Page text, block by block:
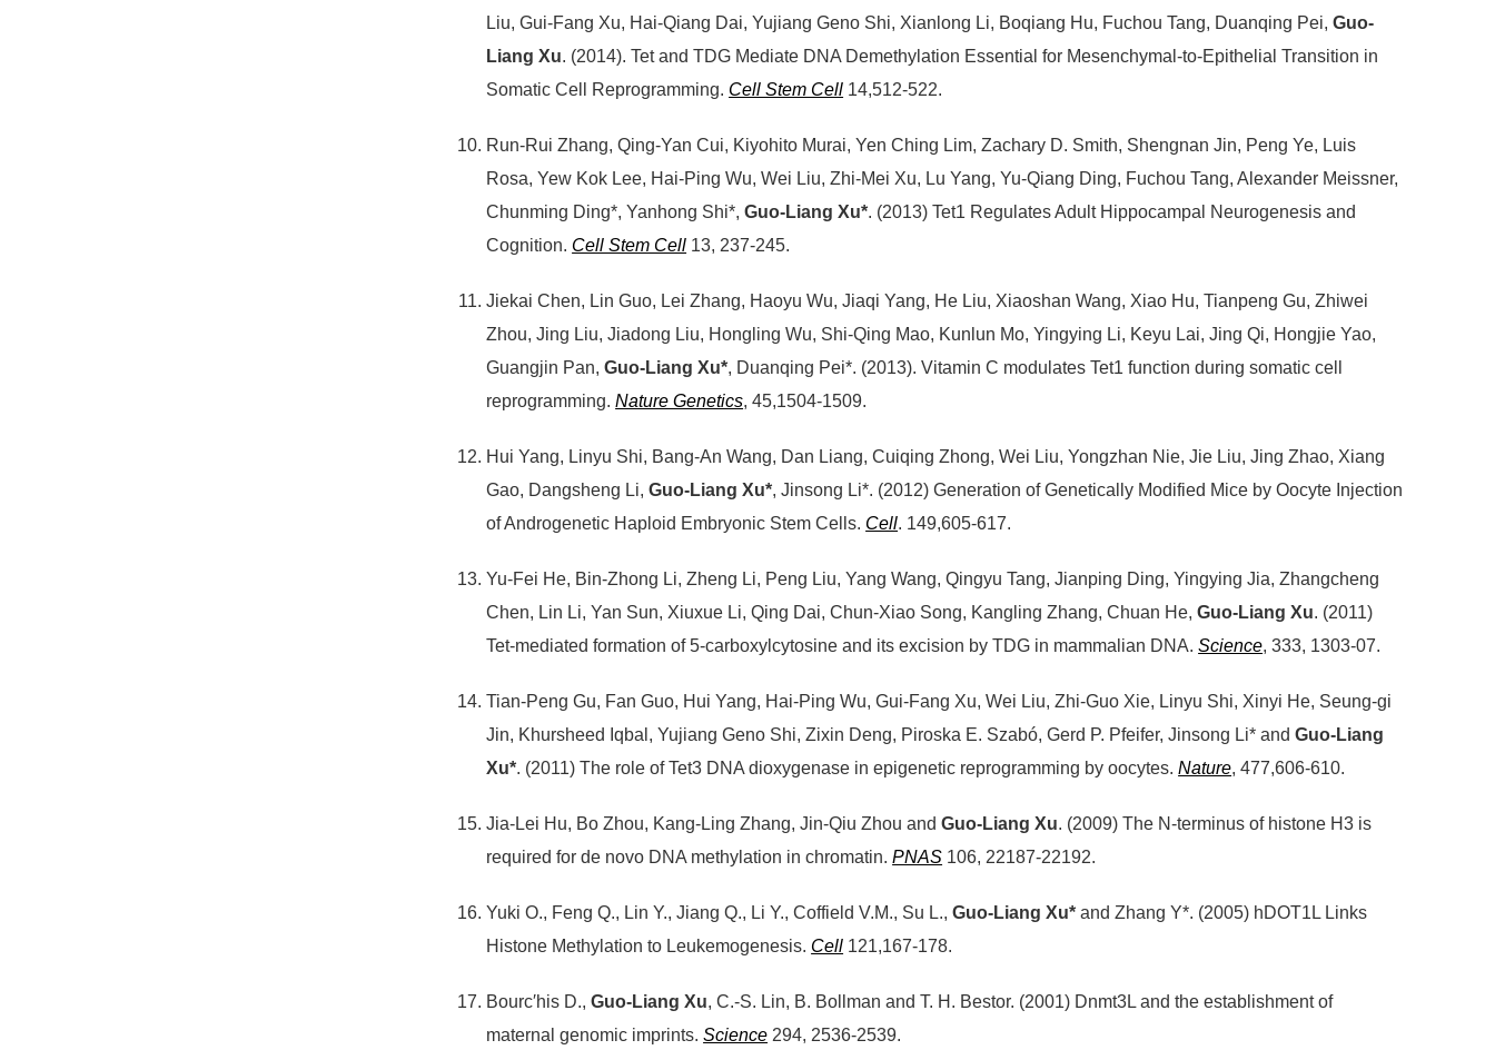
Liu, Gui-Fang Xu, Hai-Qiang Dai, Yujiang Geno Shi, Xianlong Li, Boqiang Hu, Fuchou Tang, Duanqing Pei,Guo-
Liang Xu. (2014). Tet and TDG Mediate DNA Demethylation Essential for Mesenchymal-to-Epithelial Transition in
Somatic Cell Reprogramming. Cell Stem Cell 14,512-522.
Run-Rui Zhang, Qing-Yan Cui, Kiyohito Murai, Yen Ching Lim, Zachary D. Smith, Shengnan Jin, Peng Ye, Luis
Rosa, Yew Kok Lee, Hai-Ping Wu, Wei Liu, Zhi-Mei Xu, Lu Yang, Yu-Qiang Ding, Fuchou Tang, Alexander Meissner,
Chunming Ding*, Yanhong Shi*,Guo-Liang Xu*. (2013) Tet1 Regulates Adult Hippocampal Neurogenesis and
Cognition. Cell Stem Cell 13, 237-245.
Jiekai Chen, Lin Guo, Lei Zhang, Haoyu Wu, Jiaqi Yang, He Liu, Xiaoshan Wang, Xiao Hu, Tianpeng Gu, Zhiwei
Zhou, Jing Liu, Jiadong Liu, Hongling Wu, Shi-Qing Mao, Kunlun Mo, Yingying Li, Keyu Lai, Jing Qi, Hongjie Yao,
Guangjin Pan,Guo-Liang Xu*, Duanqing Pei*. (2013). Vitamin C modulates Tet1 function during somatic cell
reprogramming.Nature Genetics, 45,1504-1509.
Hui Yang, Linyu Shi, Bang-An Wang, Dan Liang, Cuiqing Zhong, Wei Liu, Yongzhan Nie, Jie Liu, Jing Zhao, Xiang
Gao, Dangsheng Li,Guo-Liang Xu*, Jinsong Li*. (2012) Generation of Genetically Modified Mice by Oocyte Injection
of Androgenetic Haploid Embryonic Stem Cells. Cell. 149,605-617.
Yu-Fei He, Bin-Zhong Li, Zheng Li, Peng Liu, Yang Wang, Qingyu Tang, Jianping Ding, Yingying Jia, Zhangcheng
Chen, Lin Li, Yan Sun, Xiuxue Li, Qing Dai, Chun-Xiao Song, Kangling Zhang, Chuan He,Guo-Liang Xu. (2011)
Tet-mediated formation of 5-carboxylcytosine and its excision by TDG in mammalian DNA.Science, 333, 1303-07.
Tian-Peng Gu, Fan Guo, Hui Yang, Hai-Ping Wu, Gui-Fang Xu, Wei Liu, Zhi-Guo Xie, Linyu Shi, Xinyi He, Seung-gi
Jin, Khursheed Iqbal, Yujiang Geno Shi, Zixin Deng, Piroska E. Szabó, Gerd P. Pfeifer, Jinsong Li* andGuo-Liang
Xu*. (2011) The role of Tet3 DNA dioxygenase in epigenetic reprogramming by oocytes.Nature, 477,606-610.
Jia-Lei Hu, Bo Zhou, Kang-Ling Zhang, Jin-Qiu Zhou andGuo-Liang Xu. (2009) The N-terminus of histone H3 is
required for de novo DNA methylation in chromatin.PNAS 106, 22187-22192.
Yuki O., Feng Q., Lin Y., Jiang Q., Li Y., Coffield V.M., Su L.,Guo-Liang Xu* and Zhang Y*. (2005) hDOT1L Links
Histone Methylation to Leukemogenesis. Cell 121,167-178.
Bourc′his D.,Guo-Liang Xu, C.-S. Lin, B. Bollman and T. H. Bestor. (2001) Dnmt3L and the establishment of
maternal genomic imprints.Science 294, 2536-2539.